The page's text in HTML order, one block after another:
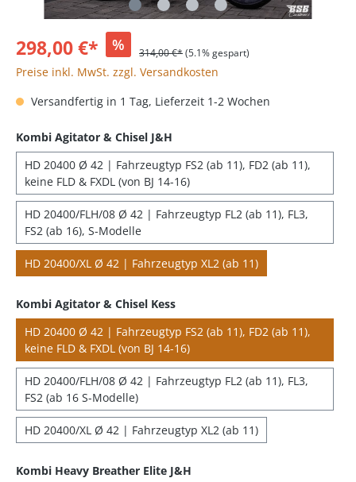
298,00 €* % 314,00 €*(5.1% gespart)
Preise inkl. MwSt. zzgl. Versandkosten
Versandfertig in 1 Tag, Lieferzeit 1-2 Wochen
Kombi Agitator & Chisel J&H
HD 20400 Ø 42 | Fahrzeugtyp FS2 (ab 11), FD2 (ab 11),
keine FLD & FXDL (von BJ 14-16)
HD 20400/FLH/08 Ø 42 | Fahrzeugtyp FL2 (ab 11), FL3,
FS2 (ab 16), S-Modelle
HD 20400/XL Ø 42 | Fahrzeugtyp XL2 (ab 11)
Kombi Agitator & Chisel Kess
HD 20400 Ø 42 | Fahrzeugtyp FS2 (ab 11), FD2 (ab 11),
keine FLD & FXDL (von BJ 14-16)
HD 20400/FLH/08 Ø 42 | Fahrzeugtyp FL2 (ab 11), FL3,
FS2 (ab 16 S-Modelle)
HD 20400/XL Ø 42 | Fahrzeugtyp XL2 (ab 11)
Kombi Heavy Breather Elite J&H